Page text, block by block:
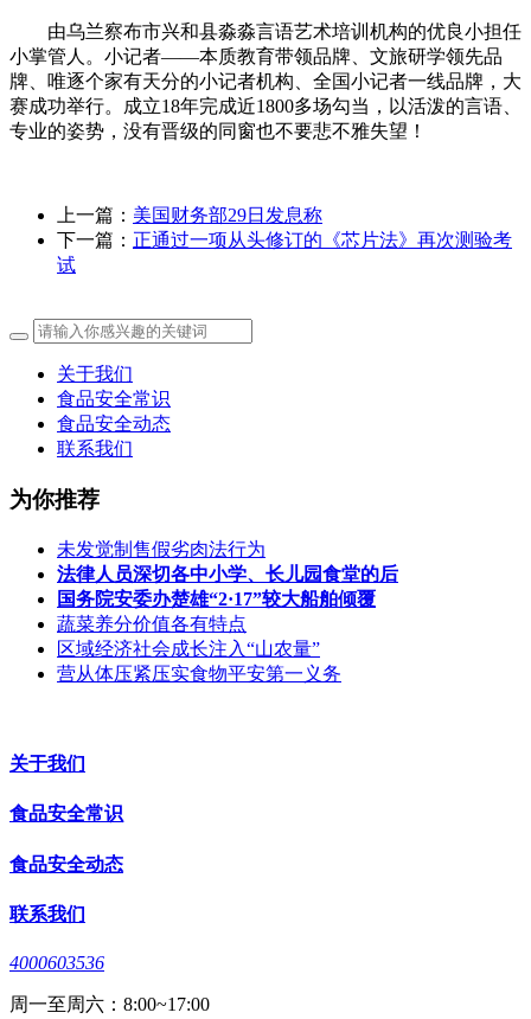
由乌兰察布市兴和县淼淼言语艺术培训机构的优良小担任
小掌管人。小记者——本质教育带领品牌、文旅研学领先品
牌、唯逐个家有天分的小记者机构、全国小记者一线品牌，大
赛成功举行。成立18年完成近1800多场勾当，以活泼的言语、
专业的姿势，没有晋级的同窗也不要悲不雅失望！
上一篇： 美国财务部29日发息称
下一篇： 正通过一项从头修订的《芯片法》再次测验考
试
关于我们
食品安全常识
食品安全动态
联系我们
为你推荐
未发觉制售假劣肉法行为
法律人员深切各中小学、长儿园食堂的后
国务院安委办楚雄“2·17”较大船舶倾覆
蔬菜养分价值各有特点
区域经济社会成长注入“山农量”
营从体压紧压实食物平安第一义务
关于我们
食品安全常识
食品安全动态
联系我们
4000603536
周一至周六：8:00~17:00